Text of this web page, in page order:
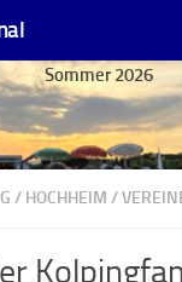
Sommer 2026
/ HOCHHEIM /